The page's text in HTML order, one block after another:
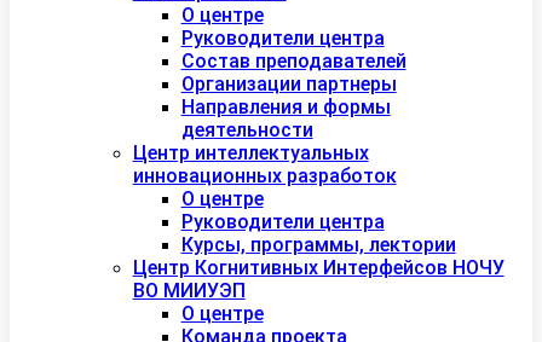
О центре
Руководители центра
Состав преподавателей
Организации партнеры
Направления и формы
деятельности
Центр интеллектуальных
инновационных разработок
О центре
Руководители центра
Курсы, программы, лектории
Центр Когнитивных Интерфейсов НОЧУ
ВО МИИУЭП
О центре
Команда проекта